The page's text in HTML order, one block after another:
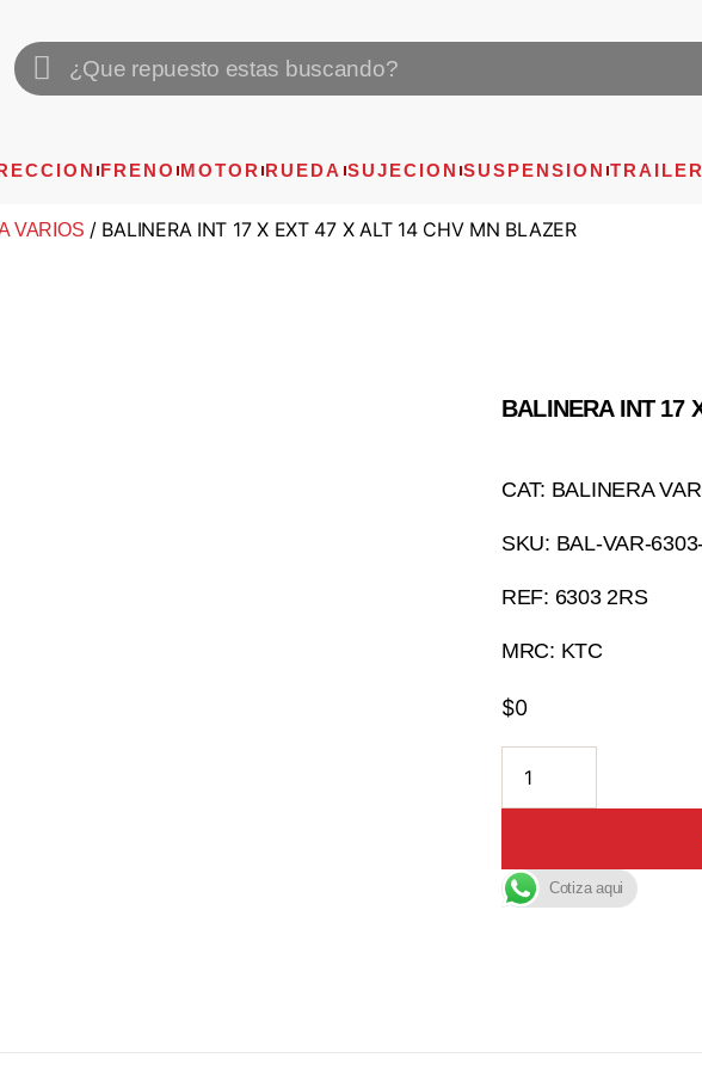
FRENO MOTOR RUEDA SUJECION SUSPENSION TRAILER
VARIOS / BALINERA INT 17 X EXT 47 X ALT 14 CHV MN BLAZER
BALINERA INT 17
CAT: BALINERA
SKU: BAL-VAR-
REF: 6303 2RS
MRC: KTC
$0
Cotiza aqui